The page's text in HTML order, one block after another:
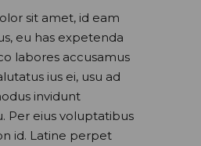
sit amet, id eam
eu has expetenda
labores accusamus
ius ei, usu ad
invidunt
Per eius voluptatibus
id. Latine perpet